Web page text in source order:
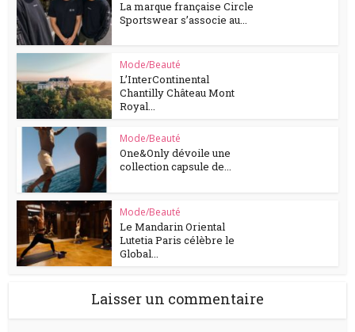
La marque française Circle
Sportswear s’associe au...
Mode/Beauté
L’InterContinental
Chantilly Château Mont
Royal...
Mode/Beauté
One&Only dévoile une
collection capsule de...
Mode/Beauté
Le Mandarin Oriental
Lutetia Paris célèbre le
Global...
Laisser un commentaire